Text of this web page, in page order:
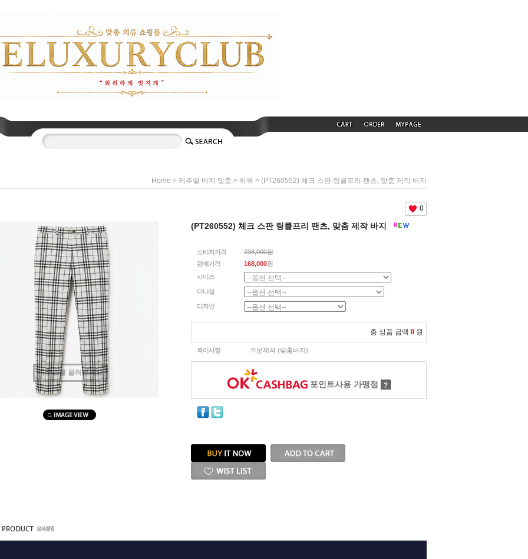
Home > 캐주얼 바지 맞춤 > 하복 > (PT260552) 체크 스판 링클프리 팬츠, 맞춤 제작 바지
마우스를 올려보세요
0
(PT260552) 체크 스판 링클프리 팬츠, 맞춤 제작 바지
소비자가격
238,000원
판매가격
168,000원
사이즈
이니셜
디자인
총 상품 금액 0 원
특이사항 주문제작 (맞춤바지)
포인트사용 가맹점 ?